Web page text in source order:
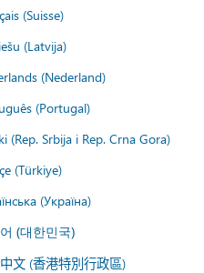
(Suisse)
(Latvija)
(Nederland)
(Portugal)
(Rep. Srbija i Rep. Crna Gora)
(Türkiye)
(Україна)
(대한민국)
文 (香港特別行政區)